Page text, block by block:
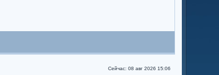
Сейчас: 08 авг 2026 15:06